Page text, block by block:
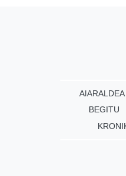
AIARALDEA
BEGITU